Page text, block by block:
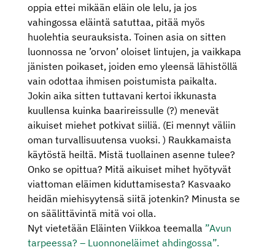
oppia ettei mikään eläin ole lelu, ja jos
vahingossa eläintä satuttaa, pitää myös
huolehtia seurauksista. Toinen asia on sitten
luonnossa ne ’orvon’ oloiset lintujen, ja vaikkapa
jänisten poikaset, joiden emo yleensä lähistöllä
vain odottaa ihmisen poistumista paikalta.
Jokin aika sitten tuttavani kertoi ikkunasta
kuullensa kuinka baarireissulle (?) menevät
aikuiset miehet potkivat siiliä. (Ei mennyt väliin
oman turvallisuutensa vuoksi. ) Raukkamaista
käytöstä heiltä. Mistä tuollainen asenne tulee?
Onko se opittua? Mitä aikuiset mihet hyötyvät
viattoman eläimen kiduttamisesta? Kasvaako
heidän miehisyytensä siitä jotenkin? Minusta se
on säälittävintä mitä voi olla.
Nyt vietetään Eläinten Viikkoa teemalla ”Avun
tarpeessa? – Luonnoneläimet ahdingossa”.